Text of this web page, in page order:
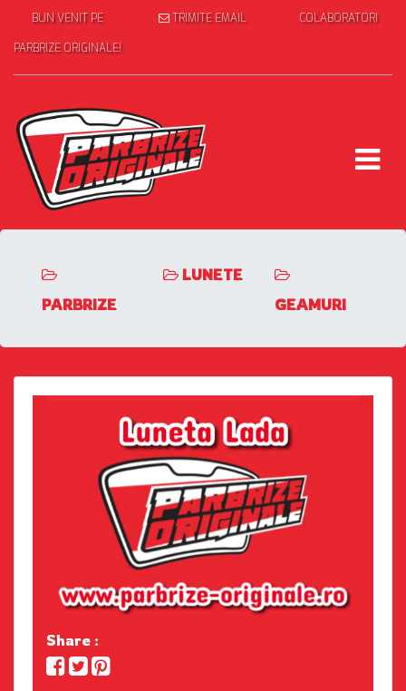
BUN VENIT PE
PARBRIZE ORIGINALE!
TRIMITE EMAIL COLABORATORI
PARBRIZE
LUNETE
GEAMURI
Share :